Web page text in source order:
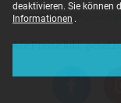
deaktivieren. Sie können
Informationen .
Copyright ©
Alle Preise inkl.